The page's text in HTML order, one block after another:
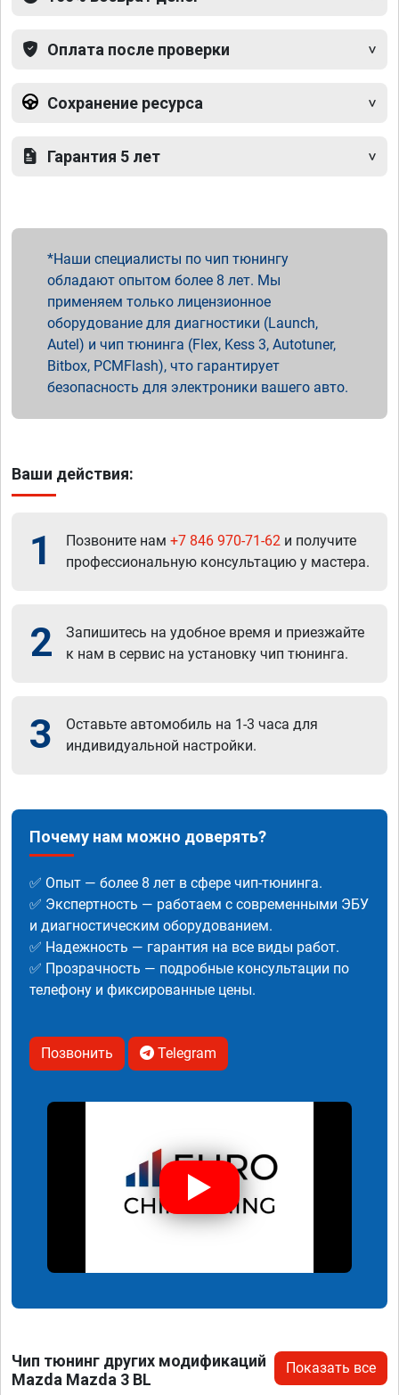
Оплата после проверки
Сохранение ресурса
Гарантия 5 лет
Наши специалисты по чип тюнингу
обладают опытом более 8 лет. Мы
применяем только лицензионное
оборудование для диагностики (Launch,
Autel) и чип тюнинга (Flex, Kess 3, Autotuner,
Bitbox, PCMFlash), что гарантирует
безопасность для электроники вашего авто.
Ваши действия:
1 Позвоните нам +7 846 970-71-62 и получите
профессиональную консультацию у мастера.
2
Запишитесь на удобное время и приезжайте
к нам в сервис на установку чип тюнинга.
3
Оставьте автомобиль на 1-3 часа для
индивидуальной настройки.
Почему нам можно доверять?
✅ Опыт — более 8 лет в сфере чип-тюнинга.
✅ Экспертность — работаем с современными ЭБУ
и диагностическим оборудованием.
✅ Надежность — гарантия на все виды работ.
✅ Прозрачность — подробные консультации по
телефону и фиксированные цены.
Позвонить Telegram
Чип тюнинг других модификаций
Mazda Mazda 3 BL
Показать все